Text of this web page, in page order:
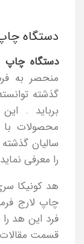
دستگاه
دستگاه چاپ
منحصر به
گذشته
برباید .
محصولات
سالیان
را معرفی
هد کونیکا
چاپ لارج
فرد این هد را
قسمت